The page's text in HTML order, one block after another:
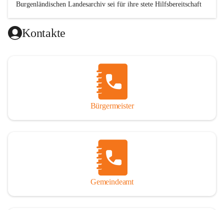
Burgenländischen Landesarchiv sei für ihre stete Hilfsbereitschaft
Dank gilt den Textautoren dieser Chronik, dem kleinen
Redaktionsteam, für die gute Zusammenarbeit.
gedankt werden, die durch ihre Erinnerungen, Informationen und
durch das Überlassen von Fotos und Dokumenten zum Gesamtbild
dieses Buches wesentlich beigetragen haben.
Der Zeitdruck war enorm, um das Werk auch zeitgerecht für das
Jubiläumsjahr abschließen zu können. Daher mag um Nachsicht
Ausführlichkeit behandelt erscheinen, oder auch der eine oder
andere Fehler unterlief. Die Autoren haben nach ihren
individuellen Möglichkeiten mit bestem Wissen und Gewissen
Kontakte
Bürgermeister
Gemeindeamt